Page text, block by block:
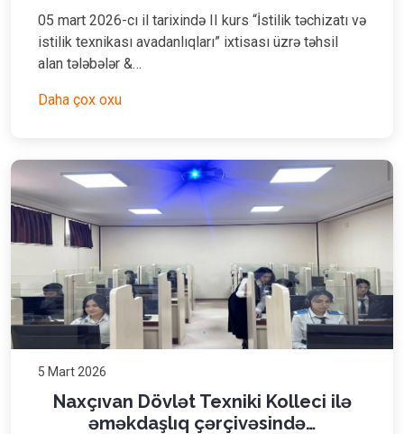
05 mart 2026-cı il tarixində II kurs “İstilik təchizatı və
istilik texnikası avadanlıqları” ixtisası üzrə təhsil
alan tələbələr &…
Daha çox oxu
5 Mart 2026
Naxçıvan Dövlət Texniki Kolleci ilə
əməkdaşlıq çərçivəsində…